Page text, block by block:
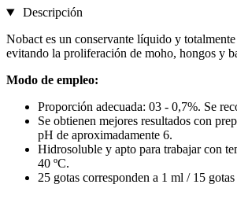
Descripción
Nobact es un conservante líquido y
evitando la proliferación de moho, hongos y
Modo de empleo:
Proporción adecuada: 03 - 0,7%. Se
Se obtienen mejores resultados con
pH de aproximadamente 6.
Hidrosoluble y apto para trabajar con
40 ºC.
25 gotas corresponden a 1 ml / 15